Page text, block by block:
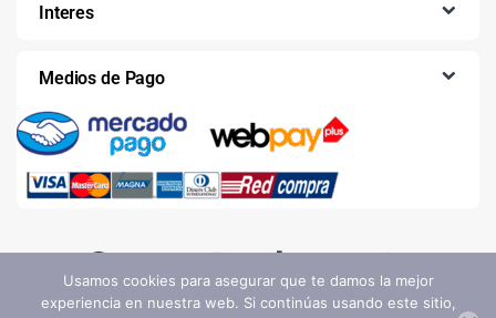
Interes
Medios de Pago
Usamos cookies para asegurar que te damos la mejor
experiencia en nuestra web. Si continúas usando este sitio,